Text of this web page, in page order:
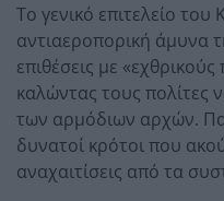
Το γενικό επιτελείο
αντιαεροπορική άμυνα
επιθέσεις με
καλώντας τους πολίτες
των αρμόδιων αρχών.
δυνατοί κρότοι που
αναχαιτίσεις από τα